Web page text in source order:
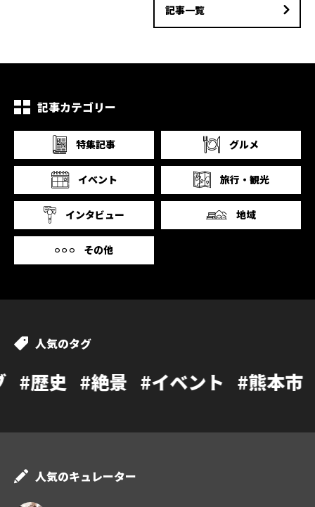
記事一覧
記事カテゴリー
特集記事 グルメ
イベント 旅行・観光
インタビュー 地域
その他
人気のタグ
#絶景 #イベント #熊本市 #カフェ
人気のキュレーター